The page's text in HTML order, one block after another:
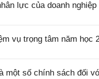
lực của doanh nghiệp
vụ trọng tâm năm học
một số chính sách đối